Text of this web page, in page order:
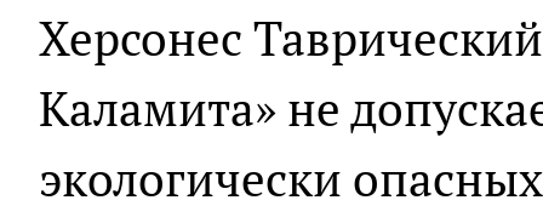
Херсонес
Каламита» не
экологически